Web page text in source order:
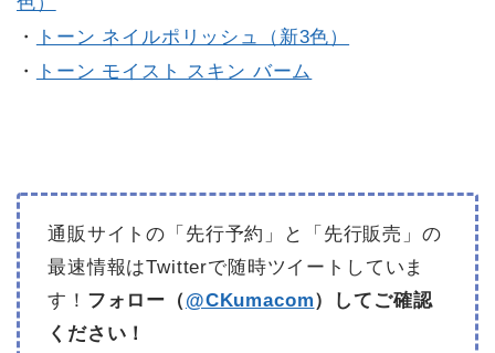
・
トーン ネイルポリッシュ（新3色）
・
トーン モイスト スキン バーム
通販サイトの「先行予約」と「先行販売」の
最速情報はTwitterで随時ツイートしていま
す！ フォロー（ @CKumacom）してご確認
ください！